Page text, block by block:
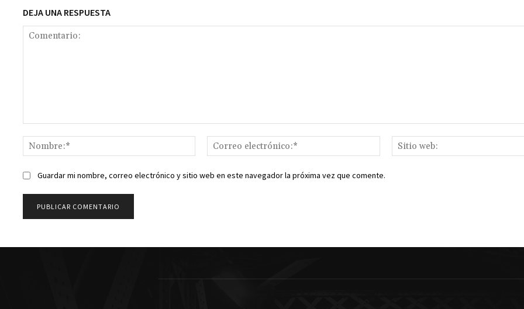
DEJA UNA RESPUESTA
Nombre:*
Correo
electrónico:*
Guardar mi nombre, correo electrónico y sitio web en este navegador la próxima vez que comente.